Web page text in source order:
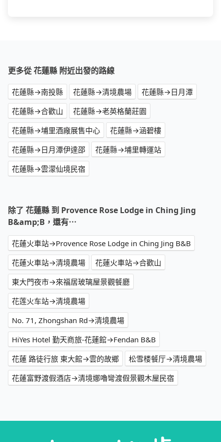
更多從 花蓮縣 附近出發的路線
花蓮縣→南投縣 花蓮縣→清境農場
花蓮縣→日月潭
花蓮縣→合歡山
花蓮縣→老英格蘭莊園
花蓮縣→埔里酒廠展售中心
花蓮縣→涵碧樓
花蓮縣→日月潭伊達邵
花蓮縣→埔里轉運站
花蓮縣→雲濛仙境民宿
除了 花蓮縣 到 Provence Rose Lodge in Ching Jing
B&amp;B，還有⋯
花蓮火車站→Provence Rose Lodge in Ching Jing B&B
花蓮火車站→清境農場
花蓮火車站→合歡山
東大門夜市→來福居玻璃屋景觀餐廳
花莲火车站→清境農場
No. 71, Zhongshan Rd→清境農場
HiYes Hotel 勤天商旅-花蓮館→Fendan B&B
花蓮 路徒行旅 東大館→雲的故鄉
松雪楼餐厅→清境農場
花蓮富野渡假酒店→清境娜嚕彎渡假景觀木屋民宿